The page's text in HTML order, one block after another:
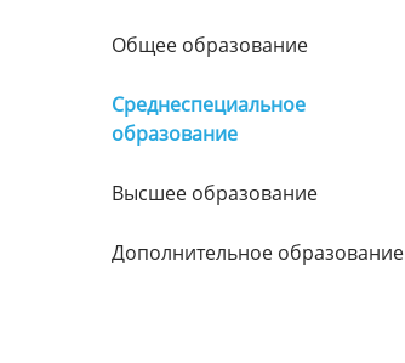
Общее образование
Среднеспециальное
образование
Высшее образование
Дополнительное образование